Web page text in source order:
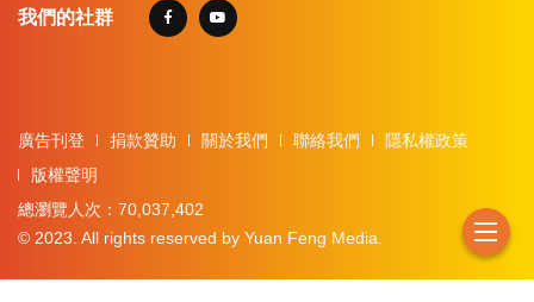
我們的社群
廣告刊登 捐款贊助 關於我們 聯絡我們
隱私權政策
版權聲明
總瀏覽人次：70,037,402
© 2023. All rights reserved by Yuan Feng Media.